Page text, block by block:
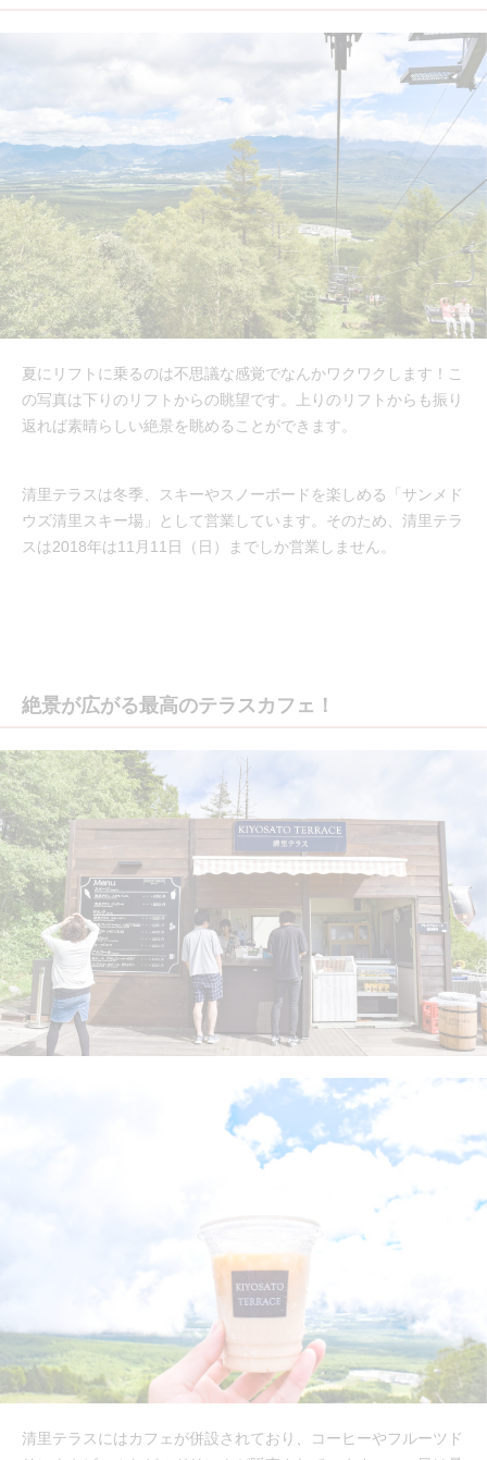
夏にリフトに乗るのは不思議な感覚でなんかワクワクします！こ
の写真は下りのリフトからの眺望です。上りのリフトからも振り
返れば素晴らしい絶景を眺めることができます。
清里テラスは冬季、スキーやスノーボードを楽しめる「サンメド
ウズ清里スキー場」として営業しています。そのため、清里テラ
スは2018年は11月11日（日）までしか営業しません。
絶景が広がる最高のテラスカフェ！
清里テラスにはカフェが併設されており、コーヒーやフルーツド